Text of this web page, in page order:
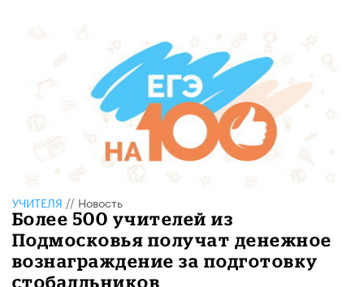
УЧИТЕЛЯ // Новость
Более 500 учителей из
Подмосковья получат денежное
вознаграждение за подготовку
стобалльников